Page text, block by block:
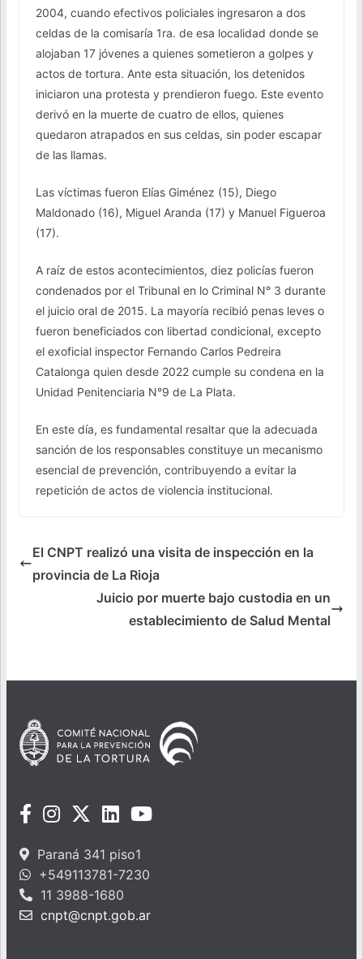
2004, cuando efectivos policiales ingresaron a dos
celdas de la comisaría 1ra. de esa localidad donde se
alojaban 17 jóvenes a quienes sometieron a golpes y
actos de tortura. Ante esta situación, los detenidos
iniciaron una protesta y prendieron fuego. Este evento
derivó en la muerte de cuatro de ellos, quienes
quedaron atrapados en sus celdas, sin poder escapar
de las llamas.
Las víctimas fueron Elías Giménez (15), Diego
Maldonado (16), Miguel Aranda (17) y Manuel Figueroa
(17).
A raíz de estos acontecimientos, diez policías fueron
condenados por el Tribunal en lo Criminal N° 3 durante
el juicio oral de 2015. La mayoría recibió penas leves o
fueron beneficiados con libertad condicional, excepto
el exoficial inspector Fernando Carlos Pedreira
Catalonga quien desde 2022 cumple su condena en la
Unidad Penitenciaria N°9 de La Plata.
En este día, es fundamental resaltar que la adecuada
sanción de los responsables constituye un mecanismo
esencial de prevención, contribuyendo a evitar la
repetición de actos de violencia institucional.
El CNPT realizó una visita de inspección en la
provincia de La Rioja
Juicio por muerte bajo custodia en un
establecimiento de Salud Mental
Paraná 341 piso1
+549113781-7230
11 3988-1680
cnpt@cnpt.gob.ar